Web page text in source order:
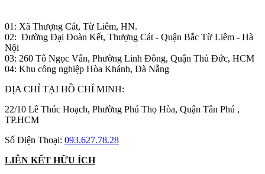
01: Xã Thượng Cát, Từ Liêm, HN.
02: Đường Đại Đoàn Kết, Thượng Cát - Quận Bắc Từ Liêm - Hà
Nội
03: 260 Tô Ngọc Vân, Phường Linh Đông, Quận Thủ Đức, HCM
04: Khu công nghiệp Hòa Khánh, Đà Nẵng
ĐỊA CHỈ TẠI HỒ CHÍ MINH:
22/10 Lê Thúc Hoạch, Phường Phú Thọ Hòa, Quận Tân Phú ,
TP.HCM
Số Điện Thoại: 093.627.78.28
LIÊN KẾT HỮU ÍCH